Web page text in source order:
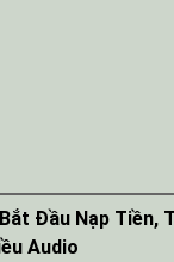
Đầu Nạp Tiền,
Audio